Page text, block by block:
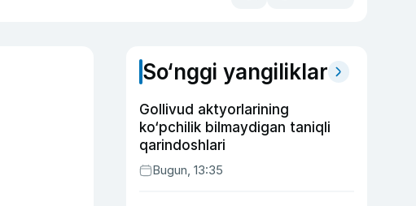
So‘nggi yangiliklar
Gollivud aktyorlarining
ko‘pchilik bilmaydigan taniqli
qarindoshlari
Bugun, 13:35